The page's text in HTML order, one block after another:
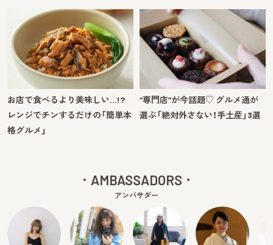
お店で食べるより美味しい…!?
レンジでチンするだけの「簡単本
格グルメ」
“専門店”が今話題♡ グルメ通が
選ぶ「絶対外さない！手土産」3選
AMBASSADORS
アンバサダー